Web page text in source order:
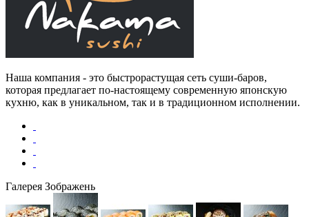
Наша компания - это быстрорастущая сеть суши-баров,
которая предлагает по-настоящему современную японскую
кухню, как в уникальном, так и в традиционном исполнении.
Галерея Зображень